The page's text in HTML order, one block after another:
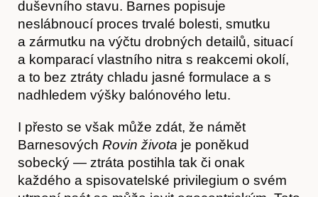
Akce
duševního stavu. Barnes popisuje
neslábnoucí proces trvalé bolesti, smutku
a zármutku na výčtu drobných detailů, situací
a komparací vlastního nitra s reakcemi okolí,
a to bez ztráty chladu jasné formulace a s
nadhledem výšky balónového letu.
I přesto se však může zdát, že námět
Barnesových Rovin života je poněkud
sobecký — ztráta postihla tak či onak
každého a spisovatelské privilegium o svém